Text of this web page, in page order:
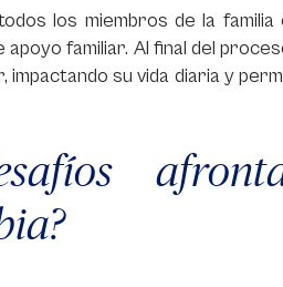
los miembros de la familia
familiar. Al final del
su vida diaria y